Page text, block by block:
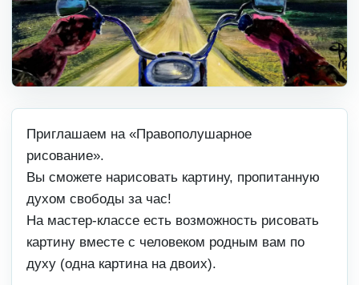
Приглашаем на «Правополушарное
рисование».
Вы сможете нарисовать картину, пропитанную
духом свободы за час!
На мастер-классе есть возможность рисовать
картину вместе с человеком родным вам по
духу (одна картина на двоих).